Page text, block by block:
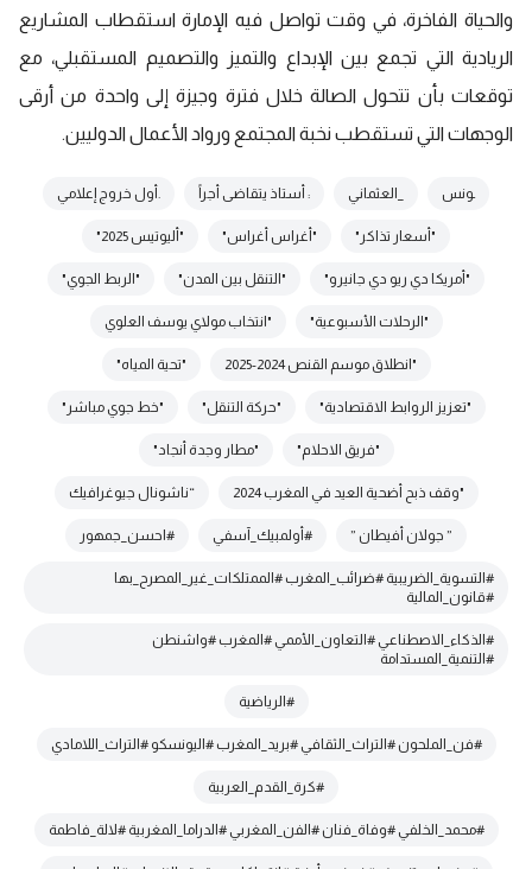
والحياة الفاخرة، في وقت تواصل فيه الإمارة استقطاب المشاريع
الريادية التي تجمع بين الإبداع والتميز والتصميم المستقبلي، مع
توقعات بأن تتحول الصالة خلال فترة وجيزة إلى واحدة من أرقى
الوجهات التي تستقطب نخبة المجتمع ورواد الأعمال الدوليين.
ـونس _العثماني : أستاذ يتقاضى أجراً .أول خروج إعلامي
"أسعار تذاكر" "أغراس أغراس" "أليوتيس 2025"
"أمريكا دي ريو دي جانيرو" "التنقل بين المدن" "الربط الجوي"
"الرحلات الأسبوعية" "انتخاب مولاي يوسف العلوي
"انطلاق موسم القنص 2024-2025 "تحية المياه"
"تعزيز الروابط الاقتصادية" "حركة التنقل" "خط جوي مباشر"
"فريق الاحلام" "مطار وجدة أنجاد"
"وقف ذبح أضحية العيد في المغرب 2024 “ناشونال جيوغرافيك
” جولان أفيطان ” #أولمبيك_آسفي #احسن_جمهور
#التسوية_الضريبية #ضرائب_المغرب #الممتلكات_غير_المصرح_بها
#قانون_المالية
#الذكاء_الاصطناعي #التعاون_الأممي #المغرب #واشنطن
#التنمية_المستدامة
#الرياضية
#فن_الملحون #التراث_الثقافي #بريد_المغرب #اليونسكو #التراث_اللامادي
#كرة_القدم_العربية
#محمد_الخلفي #وفاة_فنان #الفن_المغربي #الدراما_المغربية #لالة_فاطمة